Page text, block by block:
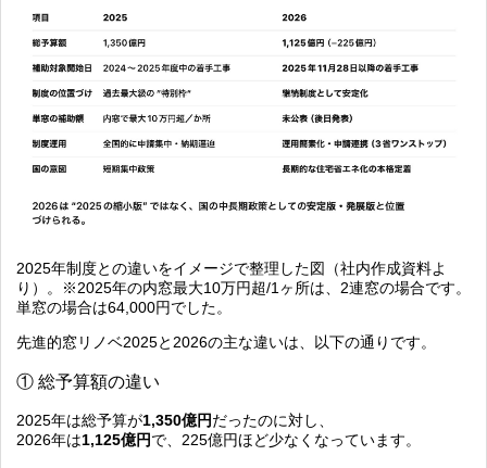
2025年制度との違いをイメージで整理した図（社内作成資料よ
り）。※2025年の内窓最大10万円超/1ヶ所は、2連窓の場合です。
単窓の場合は64,000円でした。
先進的窓リノベ2025と2026の主な違いは、以下の通りです。
① 総予算額の違い
2025年は総予算が1,350億円だったのに対し、
2026年は1,125億円で、225億円ほど少なくなっています。